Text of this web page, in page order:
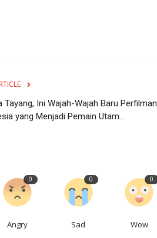
Tayang, Ini Wajah-Wajah Baru Perfilman
yang Menjadi Pemain Utam...
0
Angry
0
Sad
0
Wow